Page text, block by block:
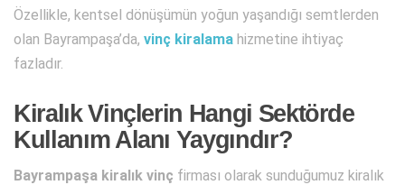
Özellikle, kentsel dönüşümün yoğun yaşandığı semtlerden
olan Bayrampaşa’da, vinç kiralama hizmetine ihtiyaç
fazladır.
Kiralık Vinçlerin Hangi Sektörde
Kullanım Alanı Yaygındır?
Bayrampaşa kiralık vinç firması olarak sunduğumuz kiralık